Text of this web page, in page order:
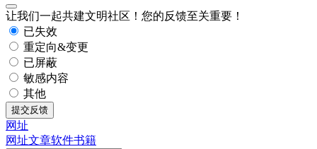
让我们一起共建文明社区！您的反馈至关重要！
已失效
重定向&变更
已屏蔽
敏感内容
其他
提交反馈
网址
网址文章软件书籍